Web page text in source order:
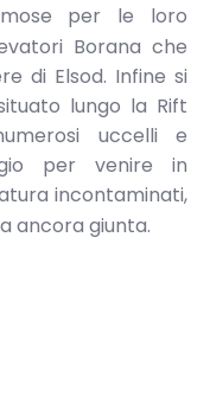
per le loro
Borana che
di Elsod. Infine si
lungo la Rift
uccelli e
per venire in
incontaminati,
ancora giunta.